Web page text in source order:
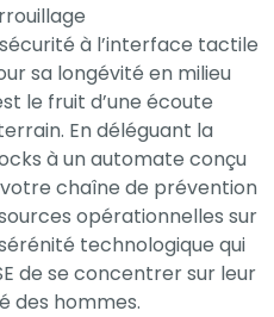
à l’interface tactile
sa longévité en milieu
le fruit d’une écoute
En déléguant la
à un automate conçu
chaîne de prévention
opérationnelles sur
technologique qui
de se concentrer sur leur
des hommes.